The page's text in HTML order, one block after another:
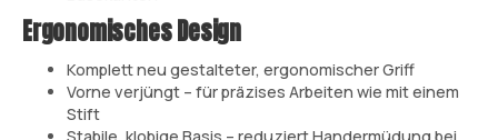
Ergonomisches Design
Komplett neu gestalteter, ergonomischer Griff
Vorne verjüngt – für präzises Arbeiten wie mit einem
Stift